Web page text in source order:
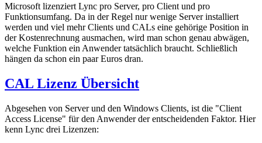
Microsoft lizenziert Lync pro Server, pro Client und pro
Funktionsumfang. Da in der Regel nur wenige Server installiert
werden und viel mehr Clients und CALs eine gehörige Position in
der Kostenrechnung ausmachen, wird man schon genau abwägen,
welche Funktion ein Anwender tatsächlich braucht. Schließlich
hängen da schon ein paar Euros dran.
CAL Lizenz Übersicht
Abgesehen von Server und den Windows Clients, ist die "Client
Access License" für den Anwender der entscheidenden Faktor. Hier
kenn Lync drei Lizenzen: